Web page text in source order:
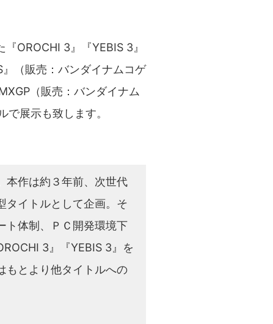
OROCHI 3』『YEBIS 3』
（販売：バンダイナムコゲ
（販売：バンダイナム
展示も致します。
本作は約３年前、次世代
タイトルとして企画。そ
ト体制、ＰＣ開発環境下
3』『YEBIS 3』を
もとより他タイトルへの